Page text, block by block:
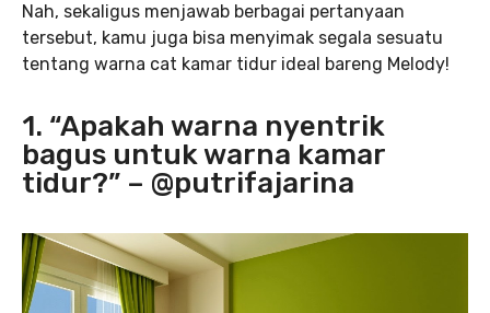
Nah, sekaligus menjawab berbagai pertanyaan
tersebut, kamu juga bisa menyimak segala sesuatu
tentang warna cat kamar tidur ideal bareng Melody!
1. “Apakah warna nyentrik
bagus untuk warna kamar
tidur?” – @putrifajarina